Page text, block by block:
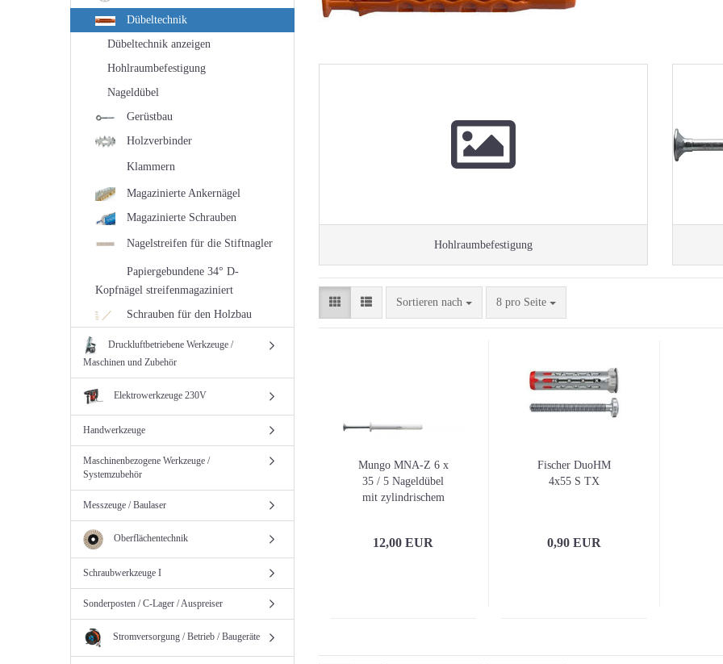
Hohlraumbefestigung
Sortieren nach
Sortieren nach 8 pro Seite
pro Seite
Mungo MNA-Z 6 x
35 / 5 Nageldübel
mit zylindrischem
12,00 EUR
Fischer DuoHM
4x55 S TX
0,90 EUR
Dübeltechnik
Dübeltechnik anzeigen
Hohlraumbefestigung
Nageldübel
Gerüstbau
Holzverbinder
Klammern
Magazinierte Ankernägel
Magazinierte Schrauben
Nagelstreifen für die Stiftnagler
Papiergebundene 34° D-
Kopfnägel streifenmagaziniert
Schrauben für den Holzbau
Druckluftbetriebene Werkzeuge /
Maschinen und Zubehör
Elektrowerkzeuge 230V
Handwerkzeuge
Maschinenbezogene Werkzeuge /
Systemzubehör
Messzeuge / Baulaser
Oberflächentechnik
Schraubwerkzeuge I
Sonderposten / C-Lager / Auspreiser
Stromversorgung / Betrieb / Baugeräte